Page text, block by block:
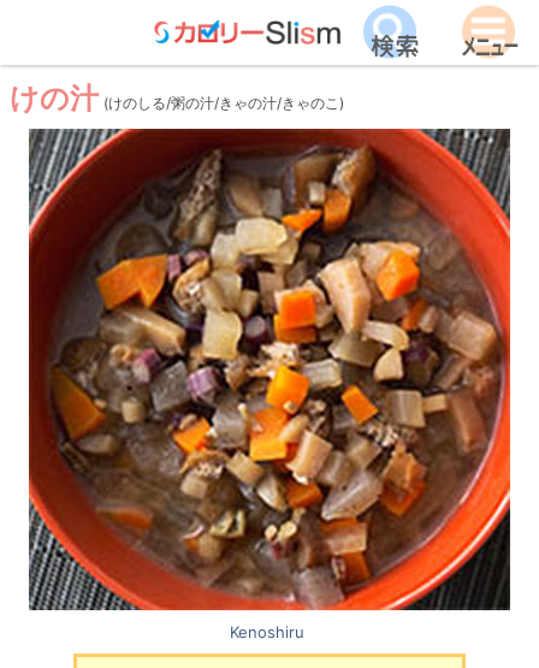
けの汁 (けのしる/粥の汁/きゃの汁/きゃのこ)
Kenoshiru